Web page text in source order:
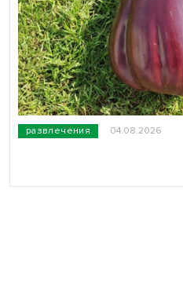
развлечения 04.08.2026